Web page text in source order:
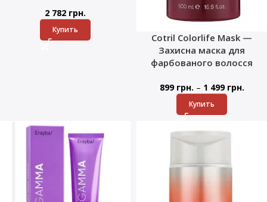
2 782 грн.
Купить
Cotril Colorlife Mask —
Захисна маска для
фарбованого волосся
899 грн. – 1 499 грн.
Купить